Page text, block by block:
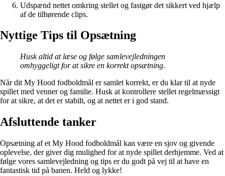
Udspænd nettet omkring stellet og fastgør det sikkert ved hjælp
af de tilhørende clips.
Nyttige Tips til Opsætning
Husk altid at læse og følge samlevejledningen
omhyggeligt for at sikre en korrekt opsætning.
Når dit My Hood fodboldmål er samlet korrekt, er du klar til at nyde
spillet med venner og familie. Husk at kontrollere stellet regelmæssigt
for at sikre, at det er stabilt, og at nettet er i god stand.
Afsluttende tanker
Opsætning af et My Hood fodboldmål kan være en sjov og givende
oplevelse, der giver dig mulighed for at nyde spillet derhjemme. Ved at
følge vores samlevejledning og tips er du godt på vej til at have en
fantastisk tid på banen. Held og lykke!